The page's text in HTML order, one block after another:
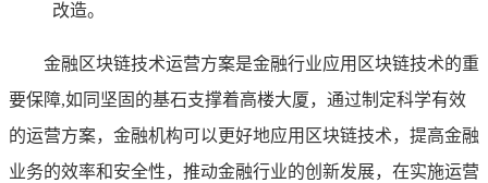
改造。
金融区块链技术运营方案是金融行业应用区块链技术的重
要保障,如同坚固的基石支撑着高楼大厦，通过制定科学有效
的运营方案，金融机构可以更好地应用区块链技术，提高金融
业务的效率和安全性，推动金融行业的创新发展，在实施运营